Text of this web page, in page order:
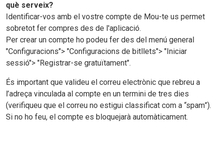
què serveix?
Identificar-vos amb el vostre compte de Mou-te us permet
sobretot fer compres des de l'aplicació.
Per crear un compte ho podeu fer des del menú general
"Configuracions"> "Configuracions de bitllets"> "Iniciar
sessió"> "Registrar-se gratuïtament".
És important que valideu el correu electrònic que rebreu a
l’adreça vinculada al compte en un termini de tres dies
(verifiqueu que el correu no estigui classificat com a “spam”).
Si no ho feu, el compte es bloquejarà automàticament.